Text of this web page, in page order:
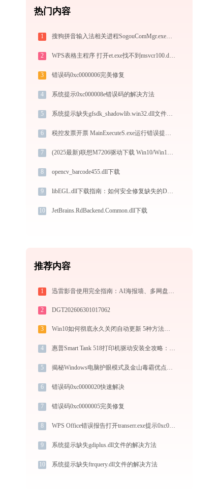
热门内容
1 搜狗拼音输入法相关进程SogouComMgr.exe应用程序错误0xc0000043解决方法
2 WPS表格主程序 打开et.exe找不到msvcr100.dll怎么办
3 错误码0xc0000006完美修复
4 系统提示0xc000008e错误码的解决方法
5 系统提示缺失gfsdk_shadowlib.win32.dll文件的解决方法
6 税控发票开票 MainExecuteS.exe运行错误提示0xc000000d的解决办法
7 (2025最新)联想M7206驱动下载 Win10/Win11 官方安装教程
8 opencv_barcode455.dll下载
9 libEGL.dll下载指南：如何安全修复缺失的DLL文件
10 JetBrains.RdBackend.Common.dll下载
推荐内容
1 迅雷影音使用完全指南：AI海报墙、多网盘直放、跨端同步，不止于播放器
2 DGT202606301017062
3 Win10如何彻底永久关闭自动更新 5种方法教你永久关闭win10自动更新
4 惠普Smart Tank 518打印机驱动安装全攻略：从下载到安装完全教程
5 揭秘Windows电脑护眼模式及金山毒霸优点全解
6 错误码0xc0000020快速解决
7 错误码0xc0000005完美修复
8 WPS Office错误报告打开transerr.exe提示0xc000000d错误码怎么办
9 系统提示缺失gdiplus.dll文件的解决方法
10 系统提示缺失ftrquery.dll文件的解决方法